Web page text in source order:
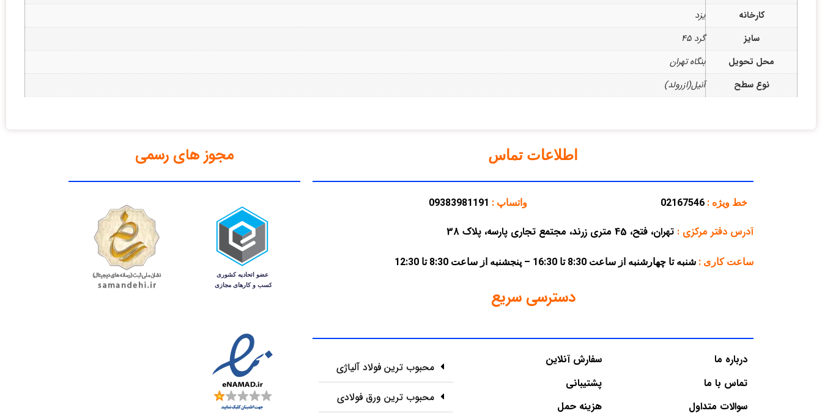
کارخانه
یزد
سایز
گرد 45
محل تحویل
بنگاه تهران
نوع سطح
آنیل(ازرولد)
اطلاعات تماس
خط ویژه : 02167546 واتساپ : 09383981191
آدرس دفتر مرکزی : تهران، فتح، 45 متری زرند، مجتمع تجاری پارسه، پلاک 38
ساعت کاری : شنبه تا چهارشنبه از ساعت 8:30 تا 16:30 – پنجشنبه از ساعت 8:30 تا 12:30
دسترسی سریع
درباره ما
تماس با ما
سوالات متداول
سفارش آنلاین
پشتیبانی
هزینه حمل
محبوب ترین فولاد آلیاژی
محبوب ترین ورق فولادی
مجوز های رسمی